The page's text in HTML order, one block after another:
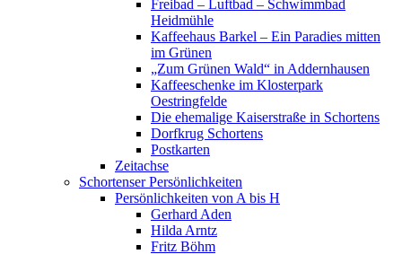
Freibad – Luftbad – Schwimmbad
Heidmühle
Kaffeehaus Barkel – Ein Paradies mitten
im Grünen
„Zum Grünen Wald“ in Addernhausen
Kaffeeschenke im Klosterpark
Oestringfelde
Die ehemalige Kaiserstraße in Schortens
Dorfkrug Schortens
Postkarten
Zeitachse
Schortenser Persönlichkeiten
Persönlichkeiten von A bis H
Gerhard Aden
Hilda Arntz
Fritz Böhm